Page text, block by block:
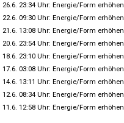
26.6. 23:34 Uhr: Energie/Form erhöhen
22.6. 09:30 Uhr: Energie/Form erhöhen
21.6. 13:08 Uhr: Energie/Form erhöhen
20.6. 23:54 Uhr: Energie/Form erhöhen
18.6. 23:10 Uhr: Energie/Form erhöhen
17.6. 03:08 Uhr: Energie/Form erhöhen
14.6. 13:11 Uhr: Energie/Form erhöhen
12.6. 08:34 Uhr: Energie/Form erhöhen
11.6. 12:58 Uhr: Energie/Form erhöhen